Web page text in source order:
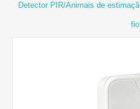
Detector PIR/Animais de
fio